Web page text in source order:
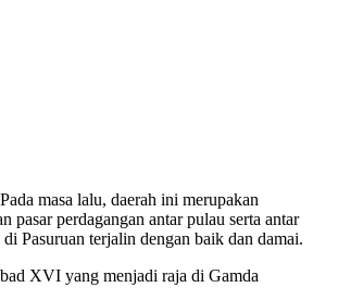
masa lalu, daerah ini merupakan
pasar perdagangan antar pulau serta antar
Pasuruan terjalin dengan baik dan damai.
XVI yang menjadi raja di Gamda